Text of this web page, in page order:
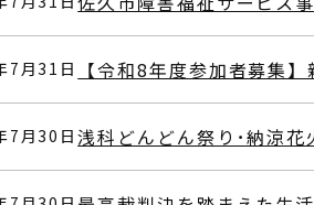
7月31日 【令和8年度参加者募集
7月30日浅科どんどん祭り･納涼花